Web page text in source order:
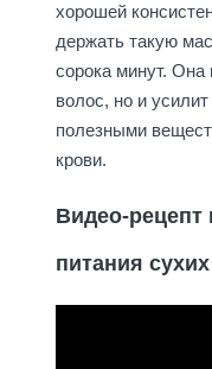
хорошей
держать такую
сорока минут. Она
волос, но и
полезными
крови.
Видео-рецепт
питания